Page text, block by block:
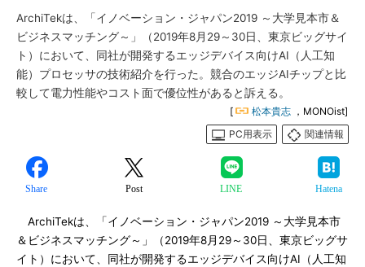
ArchiTekは、「イノベーション・ジャパン2019 ～大学見本市＆
ビジネスマッチング～」（2019年8月29～30日、東京ビッグサイ
ト）において、同社が開発するエッジデバイス向けAI（人工知
能）プロセッサの技術紹介を行った。競合のエッジAIチップと比
較して電力性能やコスト面で優位性があると訴える。
[ 松本貴志 ，MONOist]
PC用表示
関連情報
Share Post LINE Hatena
ArchiTekは、「イノベーション・ジャパン2019 ～大学見本市
＆ビジネスマッチング～」（2019年8月29～30日、東京ビッグサ
イト）において、同社が開発するエッジデバイス向けAI（人工知